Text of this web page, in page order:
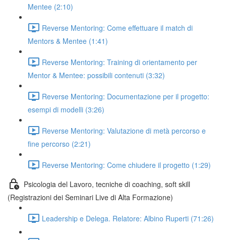
Mentee (2:10)
Reverse Mentoring: Come effettuare il match di
Mentors & Mentee (1:41)
Reverse Mentoring: Training di orientamento per
Mentor & Mentee: possibili contenuti (3:32)
Reverse Mentoring: Documentazione per il progetto:
esempi di modelli (3:26)
Reverse Mentoring: Valutazione di metà percorso e
fine percorso (2:21)
Reverse Mentoring: Come chiudere il progetto (1:29)
Psicologia del Lavoro, tecniche di coaching, soft skill
(Registrazioni dei Seminari Live di Alta Formazione)
Leadership e Delega. Relatore: Albino Ruperti (71:26)